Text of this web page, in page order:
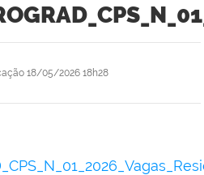
18/05/2026 18h28